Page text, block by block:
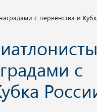
с первенства и
с